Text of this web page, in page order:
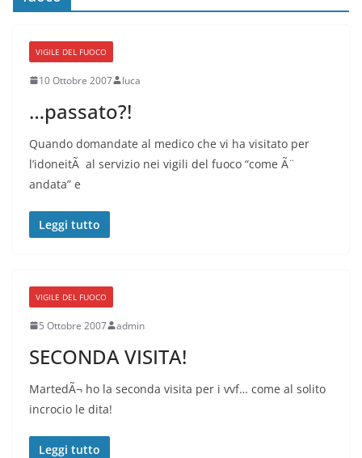
VIGILE DEL FUOCO
10 Ottobre 2007 luca
…passato?!
Quando domandate al medico che vi ha visitato per
l’idoneitÃ al servizio nei vigili del fuoco “come Ã¨
andata” e
Leggi tutto
VIGILE DEL FUOCO
5 Ottobre 2007 admin
SECONDA VISITA!
MartedÃ¬ ho la seconda visita per i vvf… come al solito
incrocio le dita!
Leggi tutto